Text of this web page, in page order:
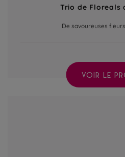
Trio de Floreals
De savoureuses
VOIR LE